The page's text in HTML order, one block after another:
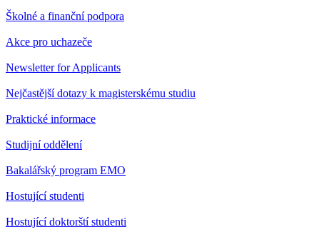
Školné a finanční podpora
Akce pro uchazeče
Newsletter for Applicants
Nejčastější dotazy k magisterskému studiu
Praktické informace
Studijní oddělení
Bakalářský program EMO
Hostující studenti
Hostující doktorští studenti